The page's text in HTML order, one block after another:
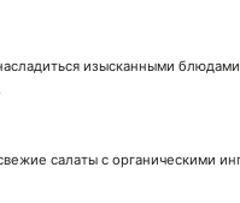
изысканными
салаты с органическими